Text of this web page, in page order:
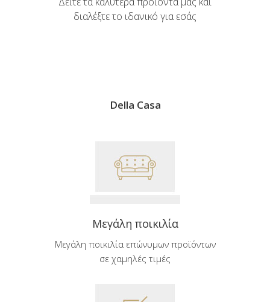
διαλέξτε το ιδανικό για εσάς
Della Casa
Μεγάλη ποικιλία
Μεγάλη ποικιλία επώνυμων προϊόντων
σε χαμηλές τιμές